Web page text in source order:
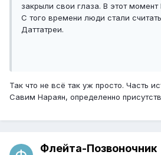
закрыли свои глаза. В этот
С того времени люди стали
Даттатреи.
Так что не всё так уж просто. Часть
Савим Нараян, определенно
Флейта-Позвоночник